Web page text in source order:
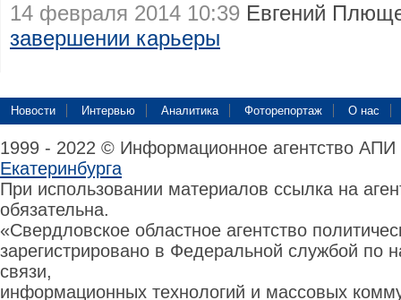
14 февраля 2014 10:39 Евгений
завершении карьеры
Новости Интервью Аналитика Фоторепортаж О нас
1999 - 2022 © Информационное агентство
Екатеринбурга
При использовании материалов ссылка на
обязательна.
«Свердловское областное агентство
зарегистрировано в Федеральной службой по
связи,
информационных технологий и массовых